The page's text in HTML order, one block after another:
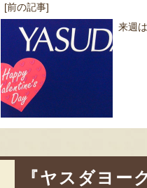
投
ゲ
ー
シ
ョ
[前の記事]
来週
『ヤスダヨー